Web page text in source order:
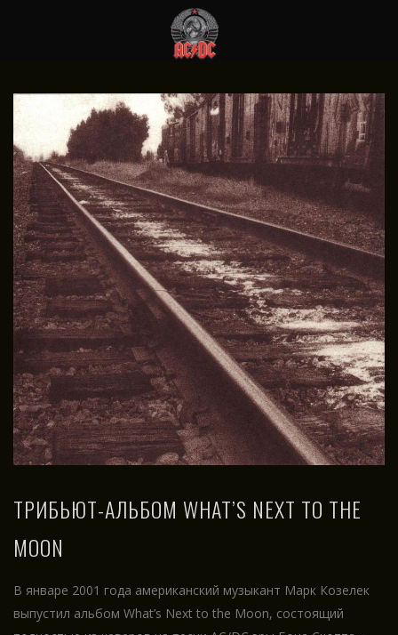
03.10.2016
ТРИБЬЮТ-АЛЬБОМ WHAT’S NEXT TO THE
MOON
В январе 2001 года американский музыкант Марк Козелек
выпустил альбом What’s Next to the Moon, состоящий